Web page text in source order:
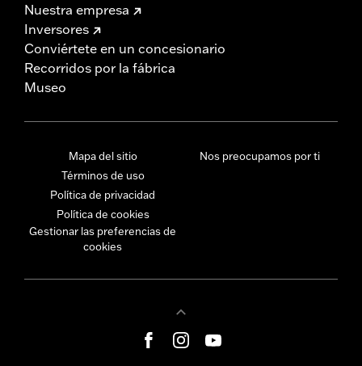
Nuestra empresa
Inversores
Conviértete en un concesionario
Recorridos por la fábrica
Museo
Mapa del sitio
Términos de uso
Política de privacidad
Política de cookies
Gestionar las preferencias de
cookies
Nos preocupamos por ti